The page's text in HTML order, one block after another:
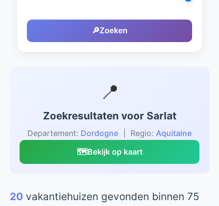
🔎Zoeken
📍
Zoekresultaten voor Sarlat
Departement: Dordogne | Regio: Aquitaine
🗺️Bekijk op kaart
20 vakantiehuizen gevonden binnen 75